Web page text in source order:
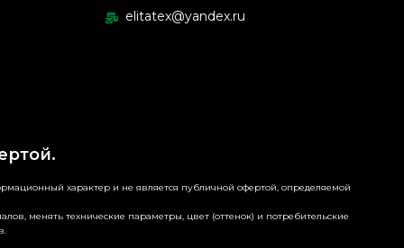
elitatex@yandex.ru
характер и не является публичной офертой, определяемой
менять технические параметры, цвет (оттенок) и потребительские